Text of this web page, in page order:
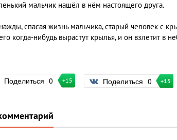
мальчик нашёл в нём настоящего друга.
спасая жизнь мальчика, старый человек с
когда-нибудь вырастут крылья, и он взлетит в
Поделиться 0 +15 Поделиться 0 +15